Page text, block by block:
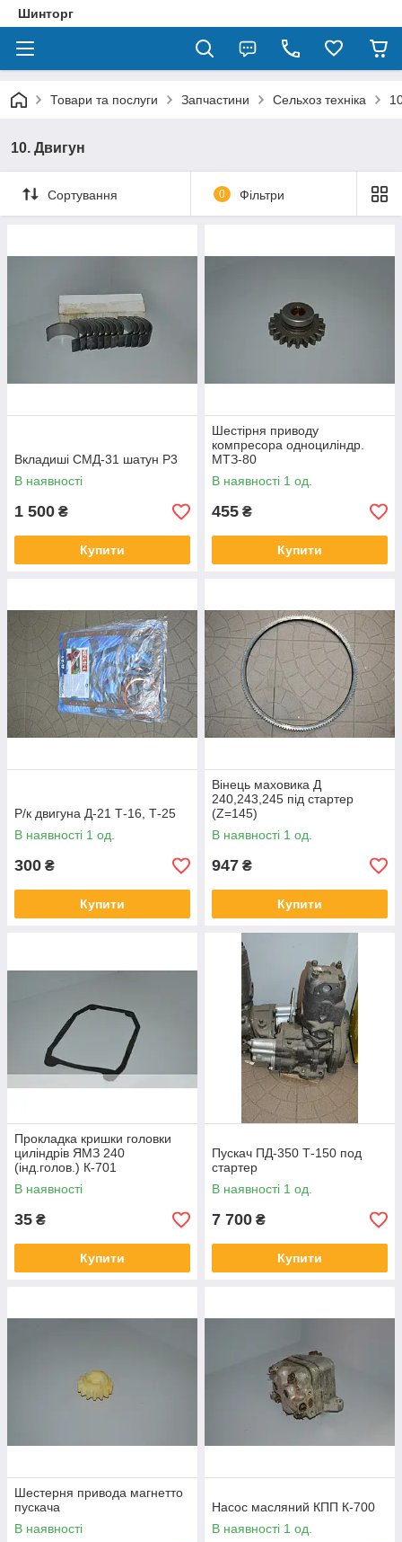
Шинторг
Товари та послуги Запчастини Сельхоз техніка
10. Двигун
Сортування 0 Фільтри
Вкладиші СМД-31 шатун Р3
В наявності
1 500 ₴
Купити
Шестірня приводу
компресора одноциліндр.
МТЗ-80
В наявності 1 од.
455 ₴
Купити
Р/к двигуна Д-21 Т-16, Т-25
В наявності 1 од.
300 ₴
Купити
Вінець маховика Д
240,243,245 під стартер
(Z=145)
В наявності 1 од.
947 ₴
Купити
Прокладка кришки головки
циліндрів ЯМЗ 240
(інд.голов.) К-701
В наявності
35 ₴
Купити
Пускач ПД-350 Т-150 под
стартер
В наявності 1 од.
7 700 ₴
Купити
Шестерня привода магнетто
пускача
В наявності
Насос масляний КПП К-700
В наявності 1 од.